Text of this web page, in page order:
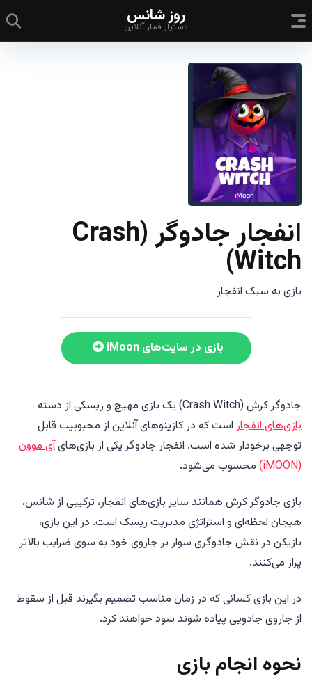
روز شانس
دستیار قمار آنلاین
انفجار جادوگر (Crash
Witch)
بازی به سبک انفجار
بازی در سایت‌های iMoon
جادوگر کرش (Crash Witch) یک بازی مهیچ و ریسکی از دسته
بازی‌های انفجار است که در کازینوهای آنلاین از محبوبیت قابل
توجهی برخودار شده است. انفجار جادوگر یکی از بازی‌هایآی موون
(iMOON)
محسوب می‌شود.
بازی جادوگر کرش همانند سایر بازی‌های انفجار، ترکیبی از شانس،
هیجان لحظه‌ای و استراتژی مدیریت ریسک است. در این بازی،
بازیکن در نقش جادوگری سوار بر جاروی خود به سوی ضرایب بالاتر
پراز می‌کنند.
در این بازی کسانی که در زمان مناسب تصمیم بگیرند قبل از سقوط
از جاروی جادویی پیاده شوند سود خواهند کرد.
نحوه انجام بازی